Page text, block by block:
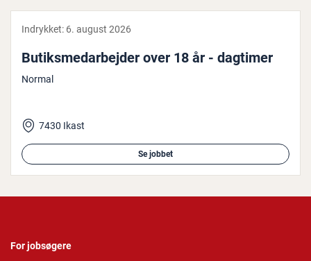
Indrykket: 6. august 2026
Bu­tiks­me­d­ar­bej­der over 18 år - dagtimer
Normal
7430 Ikast
Se jobbet
For jobsøgere